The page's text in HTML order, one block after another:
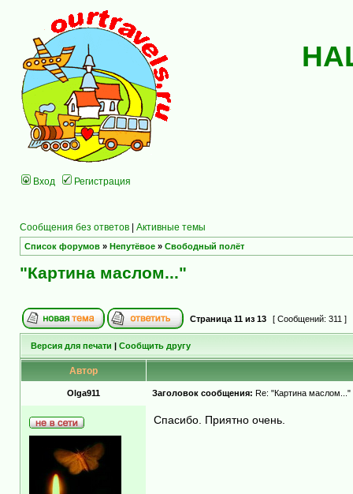
Вход Регистрация
Сообщения без ответов | Активные темы
Список форумов » Непутёвое » Свободный полёт
"Картина маслом..."
Страница 11 из 13 [ Сообщений: 311 ]
Версия для печати | Сообщить другу
Автор
Olga911 Заголовок сообщения: Re: "Картина маслом..."
Спасибо. Приятно очень.